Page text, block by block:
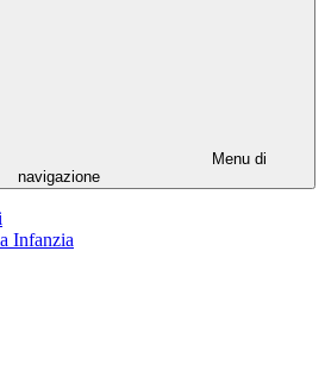
Menu di
navigazione
Infanzia